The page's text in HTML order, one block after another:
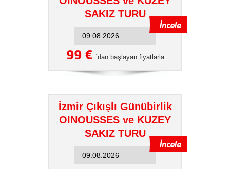
SAKIZ TURU
99 € ´dan başlayan fiyatlarla
İzmir Çıkışlı Günübirlik
OINOUSSES ve KUZEY
SAKIZ TURU